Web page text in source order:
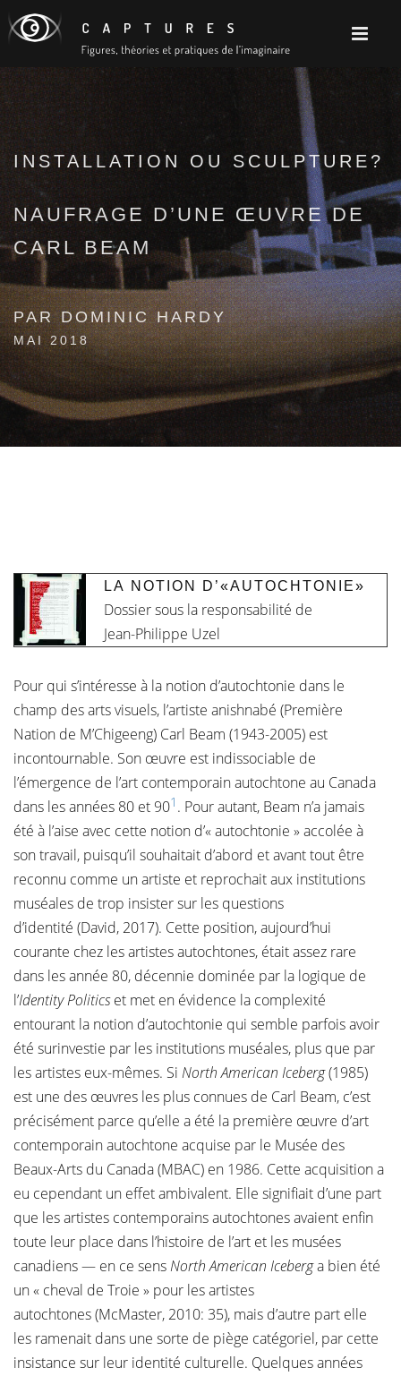
INSTALLATION OU SCULPTURE?
NAUFRAGE D’UNE ŒUVRE DE
CARL BEAM
PAR DOMINIC HARDY
MAI 2018
LA NOTION D’«AUTOCHTONIE»
Dossier sous la responsabilité de
Jean-Philippe Uzel
Pour qui s’intéresse à la notion d’autochtonie dans le
champ des arts visuels, l’artiste anishnabé (Première
Nation de M’Chigeeng) Carl Beam (1943-2005) est
incontournable. Son œuvre est indissociable de
l’émergence de l’art contemporain autochtone au Canada
dans les années 80 et 901 . Pour autant, Beam n’a jamais
été à l’aise avec cette notion d’« autochtonie » accolée à
son travail, puisqu’il souhaitait d’abord et avant tout être
reconnu comme un artiste et reprochait aux institutions
muséales de trop insister sur les questions
d’identité (David, 2017). Cette position, aujourd’hui
courante chez les artistes autochtones, était assez rare
dans les année 80, décennie dominée par la logique de
l’Identity Politicset met en évidence la complexité
entourant la notion d’autochtonie qui semble parfois avoir
été surinvestie par les institutions muséales, plus que par
les artistes eux-mêmes. Si North American Iceberg(1985)
est une des œuvres les plus connues de Carl Beam, c’est
précisément parce qu’elle a été la première œuvre d’art
contemporain autochtone acquise par le Musée des
Beaux-Arts du Canada (MBAC) en 1986. Cette acquisition a
eu cependant un effet ambivalent. Elle signifiait d’une part
que les artistes contemporains autochtones avaient enfin
toute leur place dans l’histoire de l’art et les musées
canadiens — en ce sensNorth American Iceberga bien été
un « cheval de Troie » pour les artistes
autochtones (McMaster, 2010: 35), mais d’autre part elle
les ramenait dans une sorte de piège catégoriel, par cette
insistance sur leur identité culturelle. Quelques années